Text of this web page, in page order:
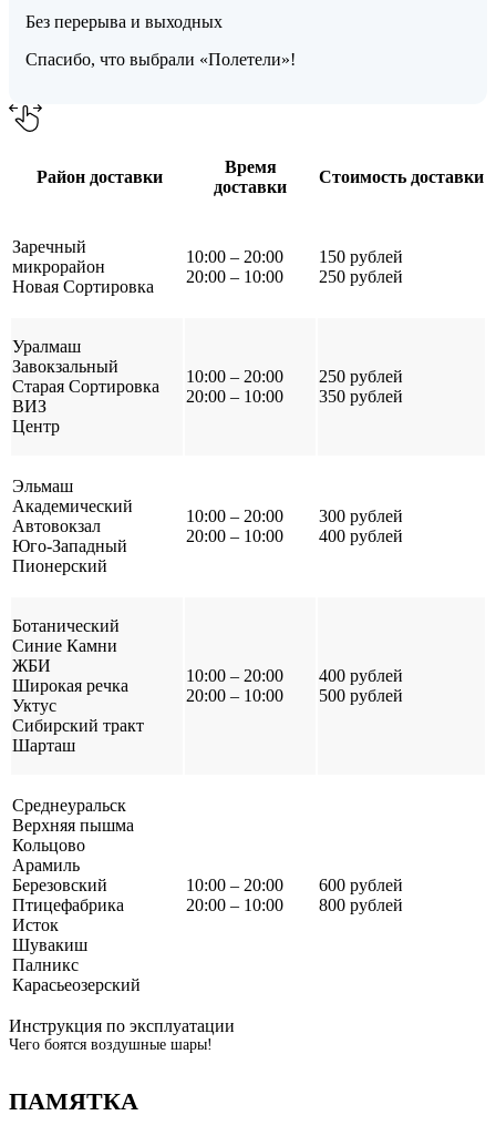
Без перерыва и выходных
Спасибо, что выбрали «Полетели»!
Район доставки
Время
доставки
Стоимость доставки
Заречный
микрорайон
Новая Сортировка
10:00 – 20:00
20:00 – 10:00
150 рублей
250 рублей
Уралмаш
Завокзальный
Старая Сортировка
ВИЗ
Центр
10:00 – 20:00
20:00 – 10:00
250 рублей
350 рублей
Эльмаш
Академический
Автовокзал
Юго-Западный
Пионерский
10:00 – 20:00
20:00 – 10:00
300 рублей
400 рублей
Ботанический
Синие Камни
ЖБИ
Широкая речка
Уктус
Сибирский тракт
Шарташ
10:00 – 20:00
20:00 – 10:00
400 рублей
500 рублей
Среднеуральск
Верхняя пышма
Кольцово
Арамиль
Березовский
Птицефабрика
Исток
Шувакиш
Палникс
Карасьеозерский
10:00 – 20:00
20:00 – 10:00
600 рублей
800 рублей
Инструкция по эксплуатации
Чего боятся воздушные шары!
ПАМЯТКА